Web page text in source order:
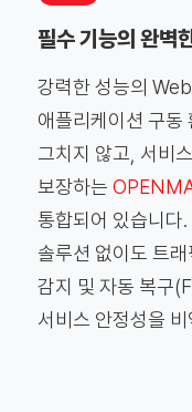
필수 기능의 완벽
강력한 성능의
애플리케이션 구동
그치지 않고, 서비
보장하는
통합되어 있습니다
솔루션 없이도 트
감지 및 자동 복구
서비스 안정성을